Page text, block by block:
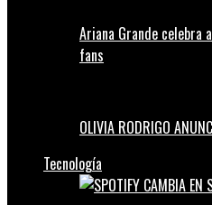
Ariana Grande celebra
fans
OLIVIA RODRIGO
Tecnología